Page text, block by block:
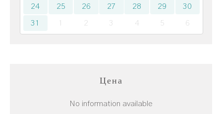
24 25 26 27 28 29 30
31 1 2 3 4 5 6
Цена
No information available